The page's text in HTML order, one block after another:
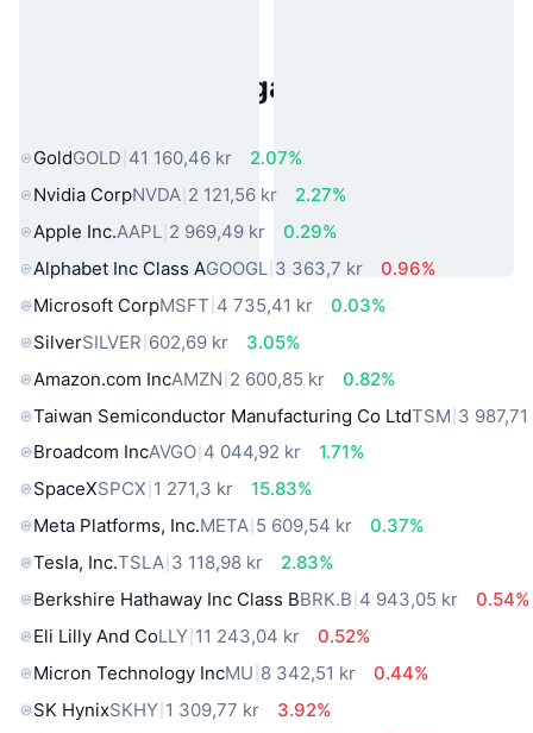
Populära tillgångar från den
GoldGOLD 41 160,46 kr
2.07%
Nvidia CorpNVDA 2 121,56 kr
2.27%
Apple Inc.AAPL 2 969,49 kr
0.29%
Alphabet Inc Class AGOOGL 3 363,7 kr
0.96%
Microsoft CorpMSFT 4 735,41 kr
0.03%
SilverSILVER 602,69 kr
3.05%
Amazon.com IncAMZN 2 600,85 kr
0.82%
Taiwan Semiconductor Manufacturing Co LtdTSM 3
Broadcom IncAVGO 4 044,92 kr
1.71%
SpaceXSPCX 1 271,3 kr
15.83%
Meta Platforms, Inc.META 5 609,54 kr
0.37%
Tesla, Inc.TSLA 3 118,98 kr
2.83%
Berkshire Hathaway Inc Class BBRK.B 4 943,05 kr
0.54%
Eli Lilly And CoLLY 11 243,04 kr
0.52%
Micron Technology IncMU 8 342,51 kr
0.44%
SK HynixSKHY 1 309,77 kr
3.92%